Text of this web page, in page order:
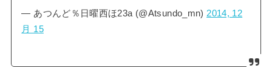
— あつんど％日曜西ほ23a (@Atsundo_mn) 2014, 12
月 15